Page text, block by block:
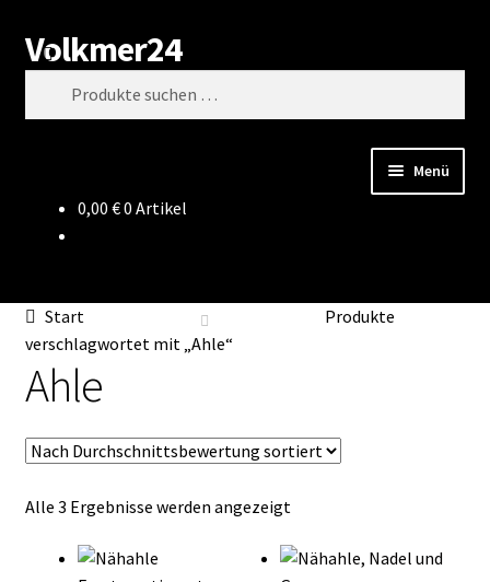
Zur
Navigation
springen
Zum
Inhalt
springen
Volkmer24
Suchen
Menü
Impressum
Datenschutz
Impressum
Kasse
Mein Konto
0,00 €0 Artikel
Start
Produkte
verschlagwortet mit „Ahle“
Ahle
Alle 3 Ergebnisse werden angezeigtNach
sortiert